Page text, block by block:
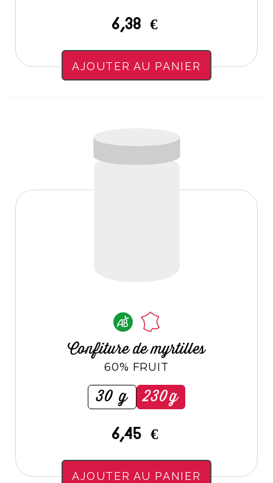
6,38 €
AJOUTER AU PANIER
Confiture de myrtilles
60% FRUIT
30 g 230g
6,45 €
AJOUTER AU PANIER